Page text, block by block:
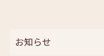
お知らせ